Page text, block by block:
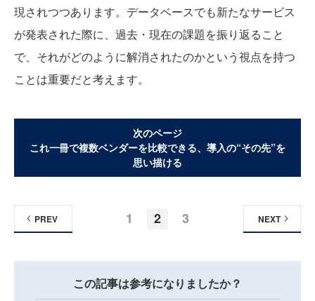
現されつつあります。データベースでも新たなサービス
が発表された際に、過去・現在の課題を振り返ること
で、それがどのように解消されたのかという視点を持つ
ことは重要だと考えます。
次のページ
これ一冊で複数ベンダーを比較できる、導入の“その先”を
思い描ける
1 2 3
PREV NEXT
この記事は参考になりましたか？